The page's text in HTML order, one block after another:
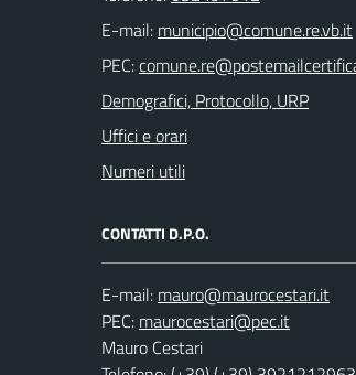
E-mail:
PEC:
Demografici, Protocollo, URP
Uffici e orari
Numeri utili
CONTATTI D.P.O.
E-mail:
PEC:
Mauro Cestari